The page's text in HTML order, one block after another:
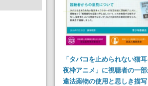
「タバコを止められない猫
夜枠アニメ」に視聴者の一部
違法薬物の使用と思しき描